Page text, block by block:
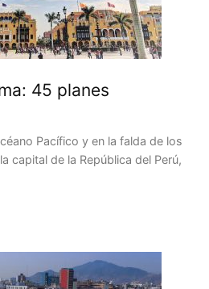
45 planes
Pacífico y en la falda de los
capital de la República del Perú,